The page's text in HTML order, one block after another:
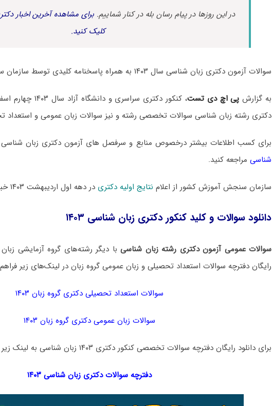
در این روزها در پیام رسان بله در کنار شماییم. برای مشاهده آخرین اخبار
کلیک کنید.
سوالات آزمون دکتری زبان شناسی سال ۱۴۰۳ به همراه پاسخنامه کلیدی توسط سازمان سنجش منتشر شد.
به گزارشپی اچ دی تست
، کنکور دکتری سراسری
دکتری رشته زبان شناسی سوالات تخصصی رشته و نیز سوالات زبان عمومی و
برای کسب اطلاعات بیشتر درخصوص منابع و سرفصل های آزمون دکتری زبان
شناسیمراجعه کنید.
سازمان سنجش آموزش کشور از اعلام نتایج اولیه دکتری در دهه اول اردیبهشت ۱۴۰۳ خبر داده است.
دانلود سوالات و کلید کنکور دکتری زبان شناسی ۱۴۰۳
سوالات عمومی آزمون دکتری رشته زبان شناسیبا دیگر رشته‌های گروه آزمایشی
رایگان دفترچه سوالات استعداد تحصیلی و زبان عمومی گروه زبان در لینک‌های زیر
سوالات استعداد تحصیلی دکتری گروه زبان ۱۴۰۳
سوالات زبان عمومی دکتری گروه زبان ۱۴۰۳
برای دانلود رایگان دفترچه سوالات تخصصی کنکور دکتری ۱۴۰۳ زبان شناسی به لینک زیر مراجعه نمایید:
دفترچه سوالات دکتریزبان شناسی ۱۴۰۳